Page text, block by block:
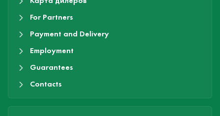
For Partners
Payment and Delivery
Employment
Guarantees
Contacts